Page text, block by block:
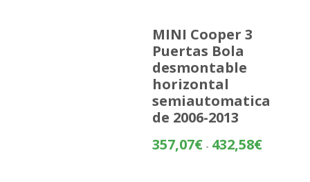
MINI Cooper 3
Puertas Bola
desmontable
horizontal
semiautomatica
de 2006-2013
357,07€ - 432,58€Rango